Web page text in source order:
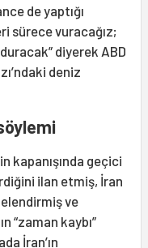
de yaptığı
sürece vuracağız;
diyerek ABD
deniz
kapanışında geçici
ilan etmiş, İran
ve
“zaman kaybı”
İran’ın